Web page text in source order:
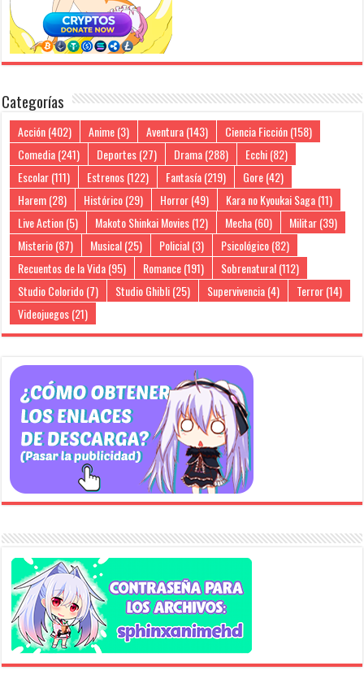
Categorías
Acción(402) Anime(3) Aventura(143) Ciencia Ficción(158)
Comedia(241) Deportes(27) Drama(288) Ecchi(82)
Escolar(111) Estrenos(122) Fantasía(219) Gore(42)
Harem(28) Histórico(29) Horror(49) Kara no Kyoukai Saga(11)
Live Action(5) Makoto Shinkai Movies(12) Mecha(60) Militar(39)
Misterio(87) Musical(25) Policial(3) Psicológico(82)
Recuentos de la Vida(95) Romance(191) Sobrenatural(112)
Studio Colorido(7) Studio Ghibli(25) Supervivencia(4) Terror(14)
Videojuegos(21)